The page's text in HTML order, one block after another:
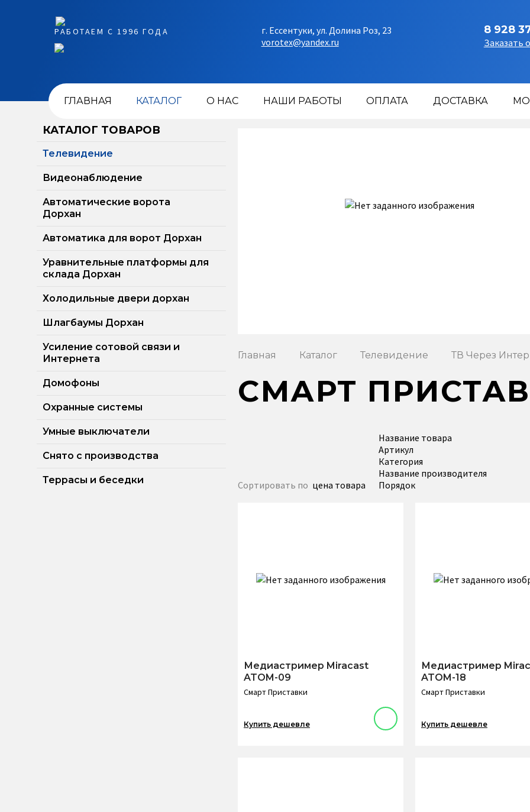
РАБОТАЕМ С 1996 ГОДА
г. Ессентуки, ул. Долина Роз, 23
vorotex@yandex.ru
8 928
Заказать
ГЛАВНАЯ КАТАЛОГ О НАС НАШИ РАБОТЫ ОПЛАТА ДОСТАВКА
КАТАЛОГ ТОВАРОВ
Телевидение
Видеонаблюдение
Автоматические ворота
Дорхан
Автоматика для ворот Дорхан
Уравнительные платформы для
склада Дорхан
Холодильные двери дорхан
Шлагбаумы Дорхан
Усиление сотовой связи и
Интернета
Домофоны
Охранные системы
Умные выключатели
Снято с производства
Террасы и беседки
600RU
Телевидение
Главная Каталог Телевидение ТВ Через
СМАРТ
Сортировать по цена товара
Название товара
Артикул
Категория
Название производителя
Порядок
Медиастример Miracast
ATOM-09
Смарт Приставки
Купить дешевле
Медиастример
ATOM-18
Смарт Приставки
Купить дешевле